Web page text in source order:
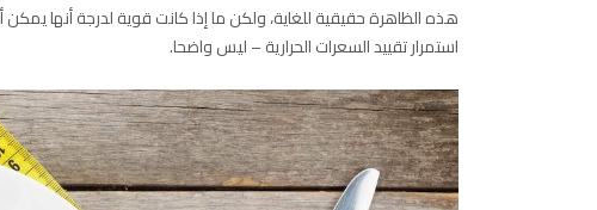
هذه الظاهرة حقيقية للغاية، ولكن ما إذا كانت قوية لدرجة أنها
استمرار تقييد السعرات الحرارية – ليس واضحا.